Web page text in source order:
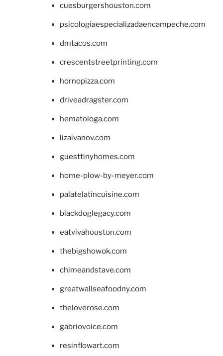
cuesburgershouston.com
psicologiaespecializadaencampeche.com
dmtacos.com
crescentstreetprinting.com
hornopizza.com
driveadragster.com
hematologa.com
lizaivanov.com
guesttinyhomes.com
home-plow-by-meyer.com
palatelatincuisine.com
blackdoglegacy.com
eatvivahouston.com
thebigshowok.com
chimeandstave.com
greatwallseafoodny.com
theloverose.com
gabriovoice.com
resinflowart.com